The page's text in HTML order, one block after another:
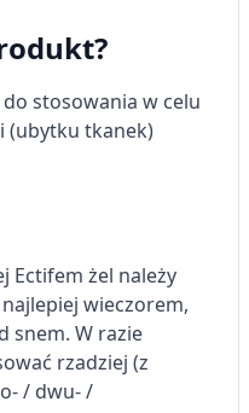
stosowania w celu
(ubytku tkanek)
Ectifem żel należy
wieczorem,
snem. W razie
rzadziej (z
/ dwu- /